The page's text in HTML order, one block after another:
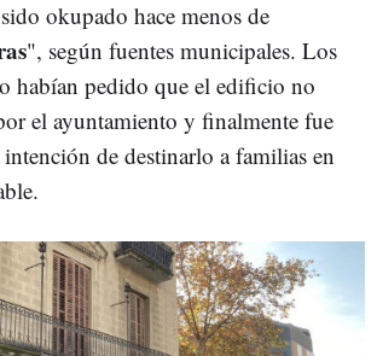
okupado hace menos de
", según fuentes municipales. Los
habían pedido que el edificio no
el ayuntamiento y finalmente fue
de destinarlo a familias en